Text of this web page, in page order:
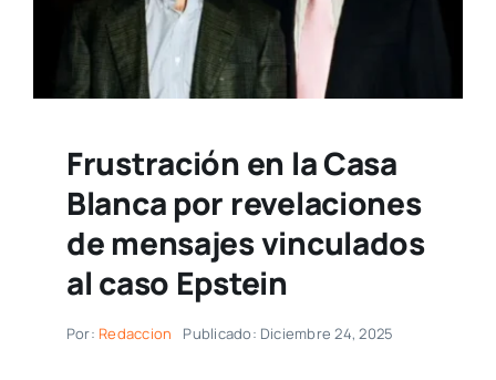
Frustración en la Casa
Blanca por revelaciones
de mensajes vinculados
al caso Epstein
Por: Redaccion Publicado: Diciembre 24, 2025